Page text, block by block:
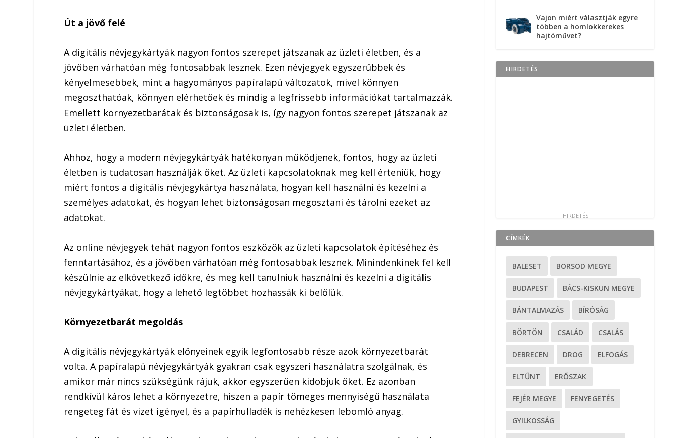
Út a jövő felé
A digitális névjegykártyák nagyon fontos szerepet játszanak az üzleti életben, és a
jövőben várhatóan még fontosabbak lesznek. Ezen névjegyek egyszerűbbek és
kényelmesebbek, mint a hagyományos papíralapú változatok, mivel könnyen
megoszthatóak, könnyen elérhetőek és mindig a legfrissebb információkat tartalmazzák.
Emellett környezetbarátak és biztonságosak is, így nagyon fontos szerepet játszanak az
üzleti életben.
Ahhoz, hogy a modern névjegykártyák hatékonyan működjenek, fontos, hogy az üzleti
életben is tudatosan használják őket. Az üzleti kapcsolatoknak meg kell érteniük, hogy
miért fontos a digitális névjegykártya használata, hogyan kell használni és kezelni a
személyes adatokat, és hogyan lehet biztonságosan megosztani és tárolni ezeket az
adatokat.
Az online névjegyek tehát nagyon fontos eszközök az üzleti kapcsolatok építéséhez és
fenntartásához, és a jövőben várhatóan még fontosabbak lesznek. Minindenkinek fel kell
készülnie az elkövetkező időkre, és meg kell tanulniuk használni és kezelni a digitális
névjegykártyákat, hogy a lehető legtöbbet hozhassák ki belőlük.
Környezetbarát megoldás
A digitális névjegykártyák előnyeinek egyik legfontosabb része azok környezetbarát
volta. A papíralapú névjegykártyák gyakran csak egyszeri használatra szolgálnak, és
amikor már nincs szükségünk rájuk, akkor egyszerűen kidobjuk őket. Ez azonban
rendkívül káros lehet a környezetre, hiszen a papír tömeges mennyiségű használata
rengeteg fát és vizet igényel, és a papírhulladék is nehézkesen lebomló anyag.
Vajon miért választják egyre
többen a homlokkerekes
hajtóművet?
HIRDETÉS
CÍMKÉK
BALESET BORSOD MEGYE
BUDAPEST BÁCS-KISKUN MEGYE
BÁNTALMAZÁS BÍRÓSÁG
BÖRTÖN CSALÁD CSALÁS
DEBRECEN DROG ELFOGÁS
ELTŰNT ERŐSZAK
FEJÉR MEGYE FENYEGETÉS
GYILKOSSÁG